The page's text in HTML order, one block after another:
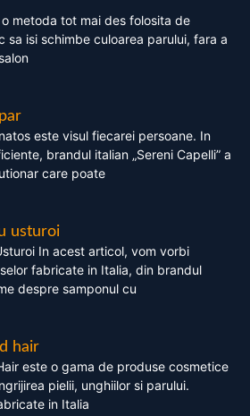
metoda tot mai des folosita de
sa isi schimbe culoarea parului, fara a
este visul fiecarei persoane. In
brandul italian „Sereni Capelli” a
care poate
usturoi
In acest articol, vom vorbi
fabricate in Italia, din brandul
despre samponul cu
hair
este o gama de produse cosmetice
pielii, unghiilor si parului.
in Italia